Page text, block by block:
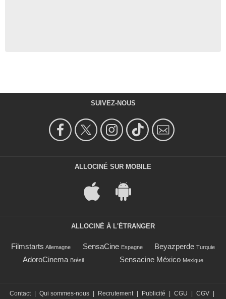
SUIVEZ-NOUS
ALLOCINÉ SUR MOBILE
ALLOCINÉ À L'ÉTRANGER
Filmstarts Allemagne SensaCine Espagne Beyazperde Turquie
AdoroCinema Brésil Sensacine México Mexique
Contact Qui sommes-nous Recrutement Publicité CGU CGV